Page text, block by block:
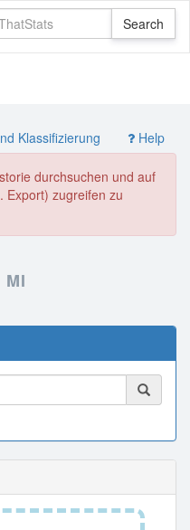
Klassifizierung Help
durchsuchen und auf
Export) zugreifen zu
MI